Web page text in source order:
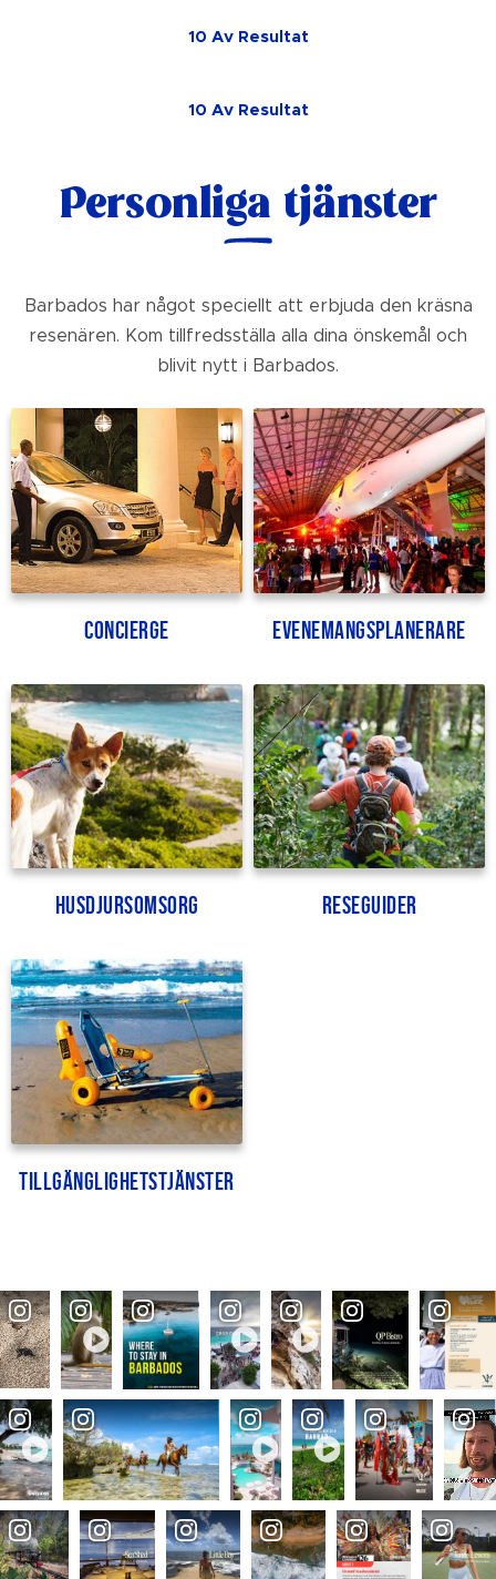
10 Av Resultat
10 Av Resultat
Personliga tjänster
Barbados har något speciellt att erbjuda den kräsna
resenären. Kom tillfredsställa alla dina önskemål och
blivit nytt i Barbados.
Concierge Evenemangsplanerare
Husdjursomsorg Reseguider
Tillgänglighetstjänster